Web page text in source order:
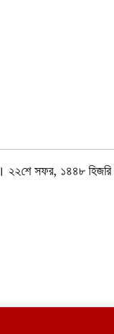
২২শে সফর, ১৪৪৮ হিজরি